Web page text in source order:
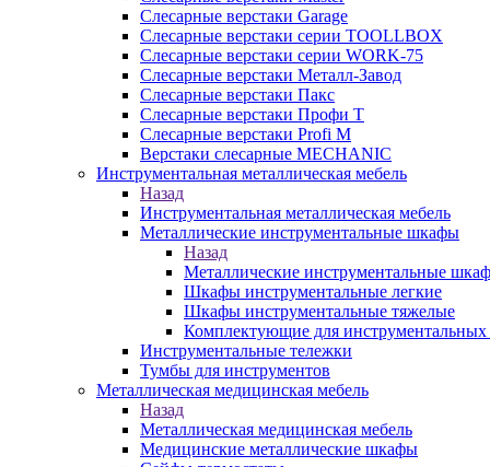
Слесарные верстаки Garage
Слесарные верстаки серии TOOLLBOX
Слесарные верстаки серии WORK-75
Слесарные верстаки Металл-Завод
Слесарные верстаки Пакс
Слесарные верстаки Профи Т
Слесарные верстаки Profi M
Верстаки слесарные MECHANIC
Инструментальная металлическая мебель
Назад
Инструментальная металлическая мебель
Металлические инструментальные шкафы
Назад
Металлические инструментальные
Шкафы инструментальные легкие
Шкафы инструментальные тяжелые
Комплектующие для
Инструментальные тележки
Тумбы для инструментов
Металлическая медицинская мебель
Назад
Металлическая медицинская мебель
Медицинские металлические шкафы